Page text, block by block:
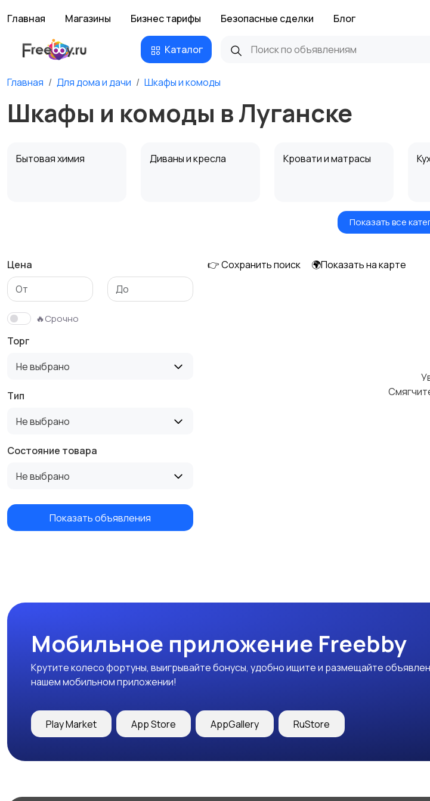
Главная Магазины Бизнес тарифы Безопасные сделки Блог
Каталог
Главная Для дома и дачи Шкафы и комоды
Шкафы и комоды в Луганске
Бытовая химия Диваны и кресла Кровати и матрасы
Столы и стулья Текстиль и ковры
Показать все
Цена
🔥Срочно
Торг
Не выбрано
Тип
Не выбрано
Состояние товара
Не выбрано
Показать объявления
👉 Сохранить поиск 🌍Показать на карте
Мобильное приложение Freebby
Крутите колесо фортуны, выигрывайте бонусы, удобно ищите и размещайте
нашем мобильном приложении!
Play Market App Store AppGallery RuStore